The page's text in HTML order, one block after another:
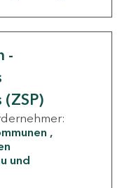
-
und